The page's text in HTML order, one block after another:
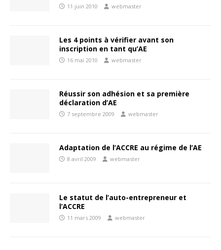
11 juin 2010 webmaster
Les 4 points à vérifier avant son
inscription en tant qu’AE
16 mai 2010 webmaster
Réussir son adhésion et sa première
déclaration d’AE
7 septembre 2009 webmaster
Adaptation de l’ACCRE au régime de l’AE
8 avril 2009 webmaster
Le statut de l’auto-entrepreneur et
l’ACCRE
11 mars 2009 webmaster